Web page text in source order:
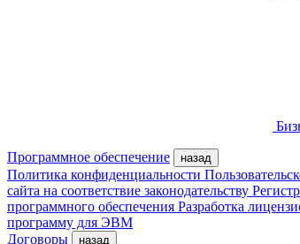
Программное обеспечение назад
Политика конфиденциальности
сайта на соответствие законодательству
программного обеспечения Разработка
программу для ЭВМ
Договоры
назад